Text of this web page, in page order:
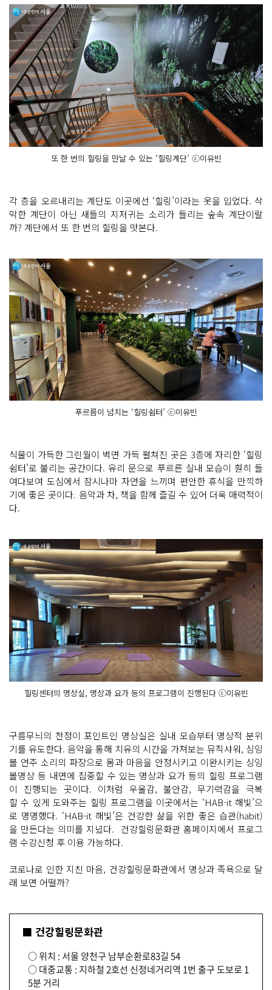
또 한 번의 힐링을 만날 수 있는 ‘힐링계단’ ⓒ이유빈
각 층을 오르내리는 계단도 이곳에선 ‘힐링’이라는 옷을 입었다. 삭
막한 계단이 아닌 새들의 지저귀는 소리가 들리는 숲속 계단이랄
까? 계단에서 또 한 번의 힐링을 맛본다.
푸르름이 넘치는 ‘힐링쉼터’ ⓒ이유빈
식물이 가득한 그린월이 벽면 가득 펼쳐진 곳은 3층에 자리한 ‘힐링
쉼터’로 불리는 공간이다. 유리 문으로 푸르른 실내 모습이 훤히 들
여다보여 도심에서 잠시나마 자연을 느끼며 편안한 휴식을 만끽하
기에 좋은 곳이다. 음악과 차, 책을 함께 즐길 수 있어 더욱 매력적이
다.
힐링센터의 명상실, 명상과 요가 등의 프로그램이 진행된다 ⓒ이유빈
구름무늬의 천정이 포인트인 명상실은 실내 모습부터 명상적 분위
기를 유도한다. 음악을 통해 치유의 시간을 가져보는 뮤직샤워, 싱잉
볼 연주 소리의 파장으로 몸과 마음을 안정시키고 이완시키는 싱잉
볼명상 등 내면에 집중할 수 있는 명상과 요가 등의 힐링 프로그램
이 진행되는 곳이다. 이처럼 우울감, 불안감, 무기력감을 극복
할 수 있게 도와주는 힐링 프로그램을 이곳에서는 ‘HAB-it 해빛’으
로 명명했다. ‘HAB-it 해빛’은 건강한 삶을 위한 좋은 습관(habit)
을 만든다는 의미를 지녔다. 건강힐링문화관 홈페이지에서 프로그
램 수강신청 후 이용 가능하다.
코로나로 인한 지친 마음, 건강힐링문화관에서 명상과 족욕으로 달
래 보면 어떨까?
■ 건강힐링문화관
○ 위치 : 서울 양천구 남부순환로83길 54
○ 대중교통 : 지하철 2호선 신정네거리역 1번 출구 도보로 1
5분 거리